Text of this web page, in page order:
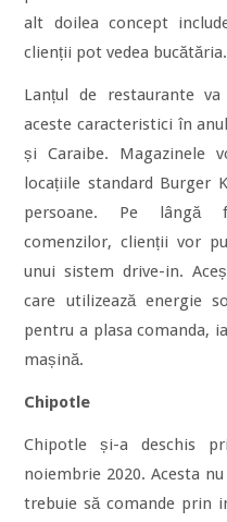
alt doilea concept
clienții pot vedea bucătăria.
Lanțul de restaurante
aceste caracteristici în
și Caraibe. Magazinele
locațiile standard Burger
persoane. Pe lângă
comenzilor, clienții vor
unui sistem drive-in.
care utilizează energie
pentru a plasa comanda,
mașină.
Chipotle
Chipotle și-a deschis
noiembrie 2020. Acesta
trebuie să comande prin